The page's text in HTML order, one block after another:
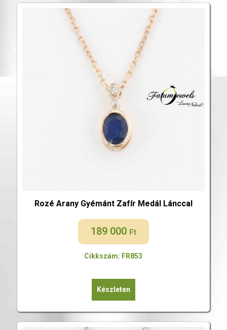
Rozé Arany Gyémánt Zafír Medál Lánccal
189 000 Ft
Cikkszám: FR853
Készleten